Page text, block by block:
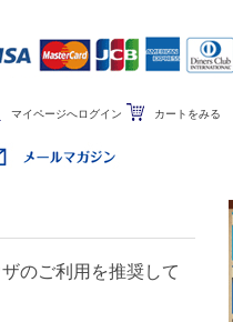
マイページへログイン カートをみる
のご利用を推奨して